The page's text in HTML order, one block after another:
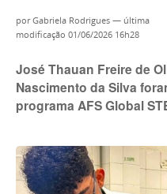
porGabriela Rodrigues — última
modificação 01/06/2026 16h28
José Thauan Freire de
Nascimento da Silva
programa AFS Global